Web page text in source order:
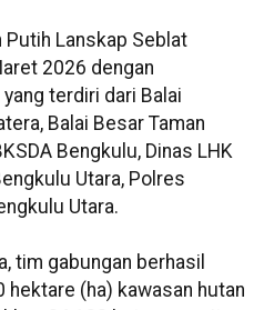
Putih Lanskap Seblat
2026 dengan
terdiri dari Balai
Balai Besar Taman
Bengkulu, Dinas LHK
Utara, Polres
Utara.
tim gabungan berhasil
(ha) kawasan hutan